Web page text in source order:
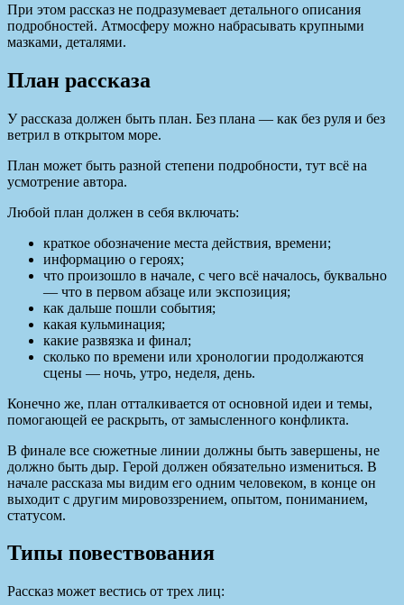
При этом рассказ не подразумевает детального описания
подробностей. Атмосферу можно набрасывать крупными
мазками, деталями.
План рассказа
У рассказа должен быть план. Без плана — как без руля и без
ветрил в открытом море.
План может быть разной степени подробности, тут всё на
усмотрение автора.
Любой план должен в себя включать:
краткое обозначение места действия, времени;
информацию о героях;
что произошло в начале, с чего всё началось, буквально
— что в первом абзаце или экспозиция;
как дальше пошли события;
какая кульминация;
какие развязка и финал;
сколько по времени или хронологии продолжаются
сцены — ночь, утро, неделя, день.
Конечно же, план отталкивается от основной идеи и темы,
помогающей ее раскрыть, от замысленного конфликта.
В финале все сюжетные линии должны быть завершены, не
должно быть дыр. Герой должен обязательно измениться. В
начале рассказа мы видим его одним человеком, в конце он
выходит с другим мировоззрением, опытом, пониманием,
статусом.
Типы повествования
Рассказ может вестись от трех лиц: